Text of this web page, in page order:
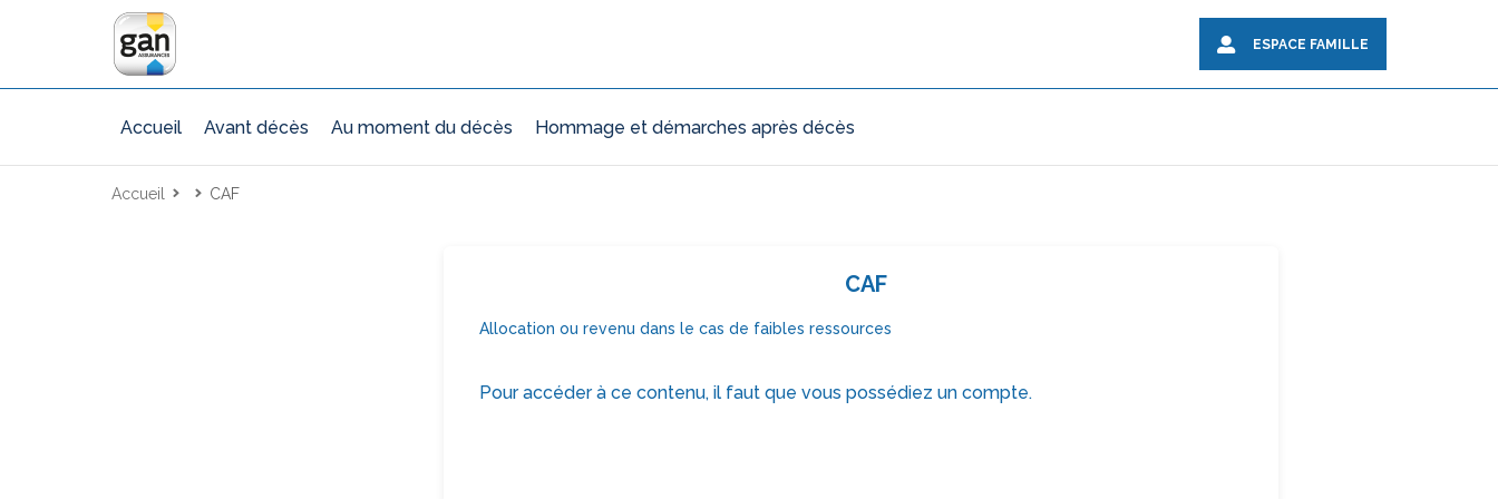
ESPACE FAMILLE
Accueil Avant décès Au moment du décès Hommage et démarches après décès
Accueil CAF
CAF
Allocation ou revenu dans le cas de faibles ressources
Pour accéder à ce contenu, il faut que vous possédiez un compte.